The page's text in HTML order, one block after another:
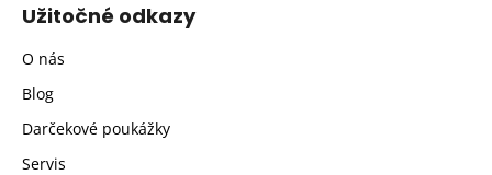
Užitočné odkazy
O nás
Blog
Darčekové poukážky
Servis